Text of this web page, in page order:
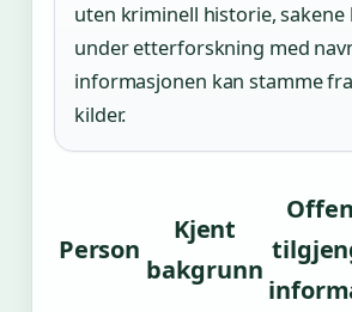
uten kriminell historie,
under etterforskning med
informasjonen kan stamme
kilder.
Person
Kjent
bakgrunn